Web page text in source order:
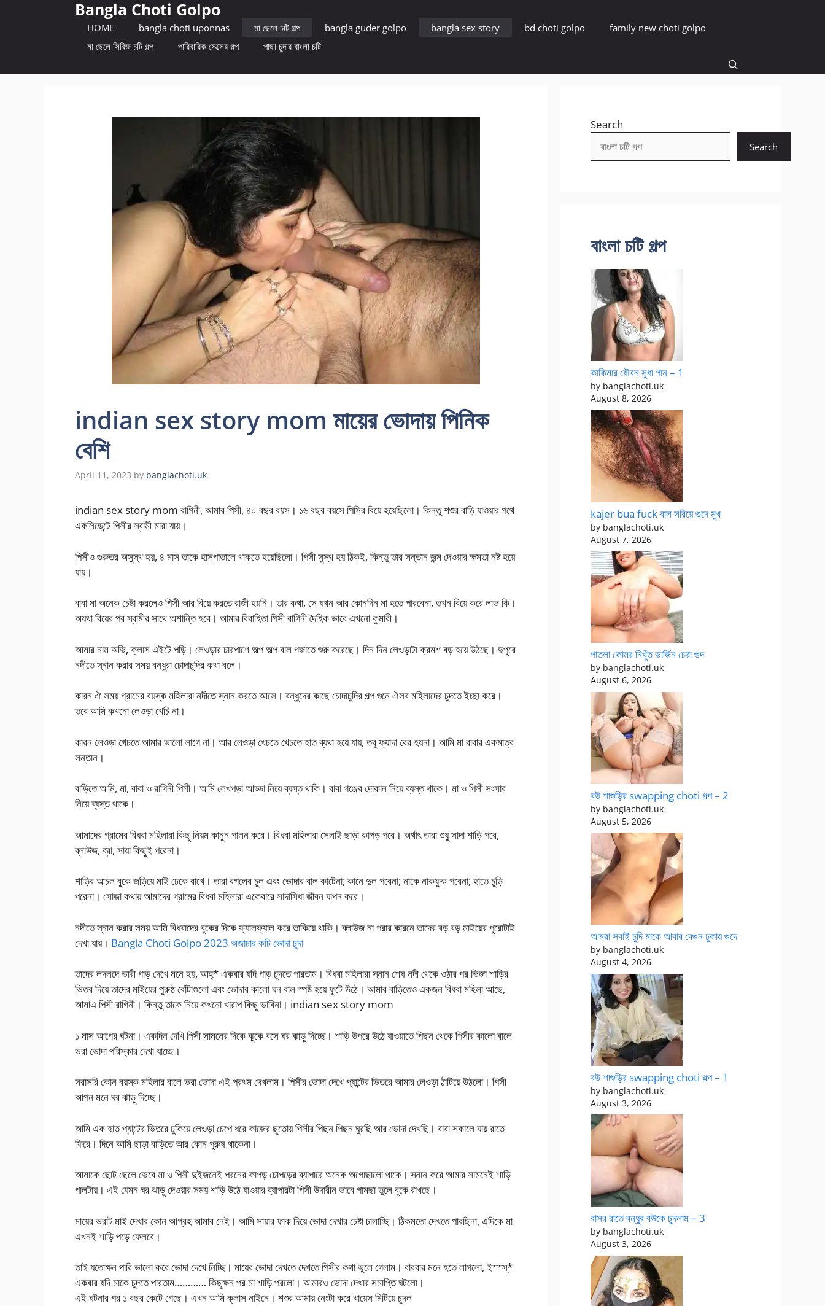
Bangla Choti Golpo
HOME bangla choti uponnas মা ছেলে চটি গল্প bangla guder golpo bangla sex story bd choti golpo
family new choti golpo
মা ছেলে সিরিজ চটি গল্প
পারিবারিক সেক্সের গল্প পাছা চুদার বাংলা চটি
indian sex story mom মায়ের ভোদায় পিনিক
বেশি
April 11, 2023 by banglachoti.uk
indian sex story mom রাগিনী, আমার পিসী, ৪০ বছর বয়স। ১৬ বছর বয়সে পিসির বিয়ে হয়েছিলো। কিন্তু শশুর বাড়ি যাওয়ার পথে
একসিডেন্টে পিসীর স্বামী মারা যায়।
পিসীও গুরুতর অসুস্থ হয়, ৪ মাস তাকে হাসপাতালে থাকতে হয়েছিলো। পিসী সুস্থ হয় ঠিকই, কিন্তু তার সন্তান জন্ম দেওয়ার ক্ষমতা নষ্ট হয়ে
যায়।
বাবা মা অনেক চেষ্টা করলেও পিসী আর বিয়ে করতে রাজী হয়নি। তার কথা, সে যখন আর কোনদিন মা হতে পারবেনা, তখন বিয়ে করে লাভ কি।
অযথা বিয়ের পর স্বামীর সাথে অশান্তি হবে। আমার বিবাহিতা পিসী রাগিনী দৈহিক ভাবে এখনো কুমারী।
আমার নাম অভি, ক্লাস এইটে পড়ি। লেওড়ার চারপাশে অল্প অল্প বাল গজাতে শুরু করেছে। দিন দিন লেওড়াটা ক্রমশ বড় হয়ে উঠছে। দুপুরে
নদীতে স্নান করার সময় বন্ধুরা চোদাচুদির কথা বলে।
কারন ঐ সময় গ্রামের বয়স্ক মহিলারা নদীতে স্নান করতে আসে। বন্ধুদের কাছে চোদাচুদির গল্প শুনে ঐসব মহিলাদের চুদতে ইচ্ছা করে।
তবে আমি কখনো লেওড়া খেচি না।
কারন লেওড়া খেচতে আমার ভালো লাগে না। আর লেওড়া খেচতে খেচতে হাত ব্যথা হয়ে যায়, তবু ফ্যাদা বের হয়না। আমি মা বাবার একমাত্র
সন্তান।
বাড়িতে আমি, মা, বাবা ও রাগিনী পিসী। আমি লেখপড়া আড্ডা নিয়ে ব্যস্ত থাকি। বাবা গঞ্জের দোকান নিয়ে ব্যস্ত থাকে। মা ও পিসী সংসার
নিয়ে ব্যস্ত থাকে।
আমাদের গ্রামের বিধবা মহিলারা কিছু নিয়ম কানুন পালন করে। বিধবা মহিলারা সেলাই ছাড়া কাপড় পরে। অর্থাৎ তারা শুধু সাদা শাড়ি পরে,
ব্লাউজ, ব্রা, সায়া কিছুই পরেনা।
শাড়ির আচল বুকে জড়িয়ে মাই ঢেকে রাখে। তারা বগলের চুল এবং ভোদার বাল কাটেনা; কানে দুল পরেনা; নাকে নাকফুক পরেনা; হাতে চুড়ি
পরেনা। সোজা কথায় আমাদের গ্রামের বিধবা মহিলারা একেবারে সাদাসিধা জীবন যাপন করে।
নদীতে স্নান করার সময় আমি বিধবাদের বুকের দিকে ফ্যালফ্যাল করে তাকিয়ে থাকি। ব্লাউজ না পরার কারনে তাদের বড় বড় মাইয়ের পুরোটাই
দেখা যায়। Bangla Choti Golpo 2023 অজাচার কচি ভোদা চুদা
তাদের লদলদে ভারী গাড় দেখে মনে হয়, আহ্* একবার যদি গাড় চুদতে পারতাম। বিধবা মহিলারা স্নান শেষ নদী থেকে ওঠার পর ভিজা শাড়ির
ভিতর দিয়ে তাদের মাইয়ের পুরুষ্ঠ বোঁটাগুলো এবং ভোদার কালো ঘন বাল স্পষ্ট হয়ে ফুটে উঠে। আমার বাড়িতেও একজন বিধবা মহিলা আছে,
আমাএ পিসী রাগিনী। কিন্তু তাকে নিয়ে কখনো খারাপ কিছু ভাবিনা। indian sex story mom
১ মাস আগের ঘটনা। একদিন দেখি পিসী সামনের দিকে ঝুকে বসে ঘর ঝাড়ু দিচ্ছে। শাড়ি উপরে উঠে যাওয়াতে পিছন থেকে পিসীর কালো বালে
ভরা ভোদা পরিস্কার দেখা যাচ্ছে।
সরাসরি কোন বয়স্ক মহিলার বালে ভরা ভোদা এই প্রথম দেখলাম। পিসীর ভোদা দেখে প্যান্টের ভিতরে আমার লেওড়া ঠাটিয়ে উঠলো। পিসী
আপন মনে ঘর ঝাড়ু দিচ্ছে।
আমি এক হাত প্যান্টের ভিতরে ঢুকিয়ে লেওড়া চেপে ধরে কাজের ছুতোয় পিসীর পিছন পিছন ঘুরছি আর ভোদা দেখছি। বাবা সকালে যায় রাতে
ফিরে। দিনে আমি ছাড়া বাড়িতে আর কোন পুরুষ থাকেনা।
আমাকে ছোট ছেলে ভেবে মা ও পিসী দুইজনেই পরনের কাপড় চোপড়ের ব্যাপারে অনেক অগোছালো থাকে। স্নান করে আমার সামনেই শাড়ি
পালটায়। এই যেমন ঘর ঝাড়ু দেওয়ার সময় শাড়ি উঠে যাওয়ার ব্যাপারটা পিসী উদারীন ভাবে গামছা তুলে বুকে রাখছে।
মায়ের ভরাট মাই দেখার কোন আগ্রহ আমার নেই। আমি সায়ার ফাক দিয়ে ভোদা দেখার চেষ্টা চালাচ্ছি। ঠিকমতো দেখতে পারছিনা, এদিকে মা
এখনই শাড়ি পড়ে ফেলবে।
তাই যতোক্ষন পারি ভালো করে ভোদা দেখে নিচ্ছি। মায়ের ভোদা দেখতে দেখতে পিসীর কথা ভুলে গেলাম। বারবার মনে হতে লাগলো, ইস্স্স্*
একবার যদি মাকে চুদতে পারতাম………… কিছুক্ষন পর মা শাড়ি পরলো। আমারও ভোদা দেখার সমাপ্তি ঘটলো।
এই ঘটনার পর ১ বছর কেটে গেছে। এখন আমি ক্লাস নাইনে। শশুর আমায় নেংটা করে খায়েস মিটিয়ে চুদল
Search
Search
বাংলা চটি গল্প
কাকিমার যৌবন সুধা পান – 1
by banglachoti.uk
August 8, 2026
kajer bua fuck বাল সরিয়ে গুদে মুখ
by banglachoti.uk
August 7, 2026
পাতলা কোমর নিখুঁত ভার্জিন চেরা গুদ
by banglachoti.uk
August 6, 2026
বউ শাশুড়ির swapping choti গল্প – 2
by banglachoti.uk
August 5, 2026
আমরা সবাই চুদি মাকে আবার বেগুন ঢুকায় গুদে
by banglachoti.uk
August 4, 2026
বউ শাশুড়ির swapping choti গল্প – 1
by banglachoti.uk
August 3, 2026
বাসর রাতে বন্ধুর বউকে চুদলাম – 3
by banglachoti.uk
August 3, 2026